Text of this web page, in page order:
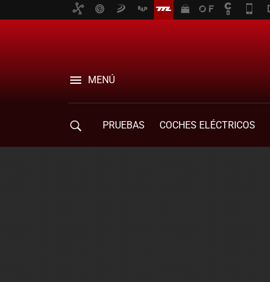
MENÚ
PRUEBAS COCHES ELÉCTRICOS